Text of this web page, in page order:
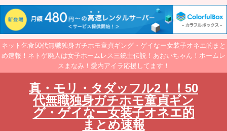
ネット乞食50代無職独身ガチホモ童貞ギング・ゲイなー女装子オネエ的まと
め速報！ネトゲ廃人は女子ホームレス三銃士伝説！あおいちゃん！ホームレ
スまなみ！愛内アイラ応援してます！
真・モリ・タダッフル2！！50
代無職独身ガチホモ童貞ギン
グ・ゲイなー女装子オネエ的
まとめ速報